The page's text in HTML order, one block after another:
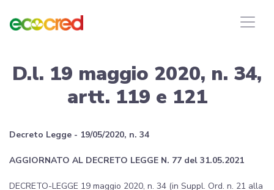
D.l. 19 maggio 2020, n. 34,
artt. 119 e 121
Decreto Legge - 19/05/2020, n. 34
AGGIORNATO AL DECRETO LEGGE N. 77 del 31.05.2021
DECRETO-LEGGE 19 maggio 2020, n. 34 (in Suppl. Ord. n. 21 alla